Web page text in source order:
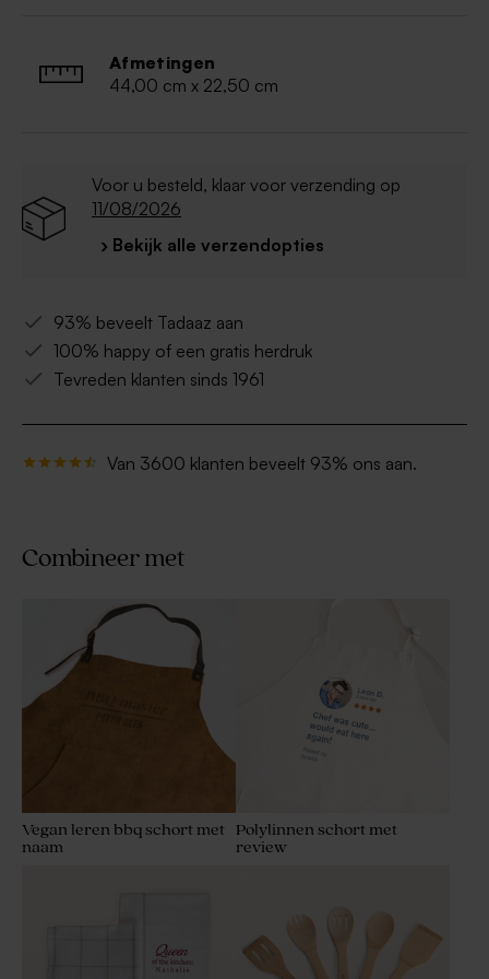
Afmetingen
44,00 cm x 22,50 cm
Voor u besteld, klaar voor verzending op
11/08/2026
› Bekijk alle verzendopties
93% beveelt Tadaaz aan
100% happy of een gratis herdruk
Tevreden klanten sinds 1961
Van 3600 klanten beveelt 93% ons aan.
Combineer met
Vegan leren bbq schort met
naam
Polylinnen schort met
review